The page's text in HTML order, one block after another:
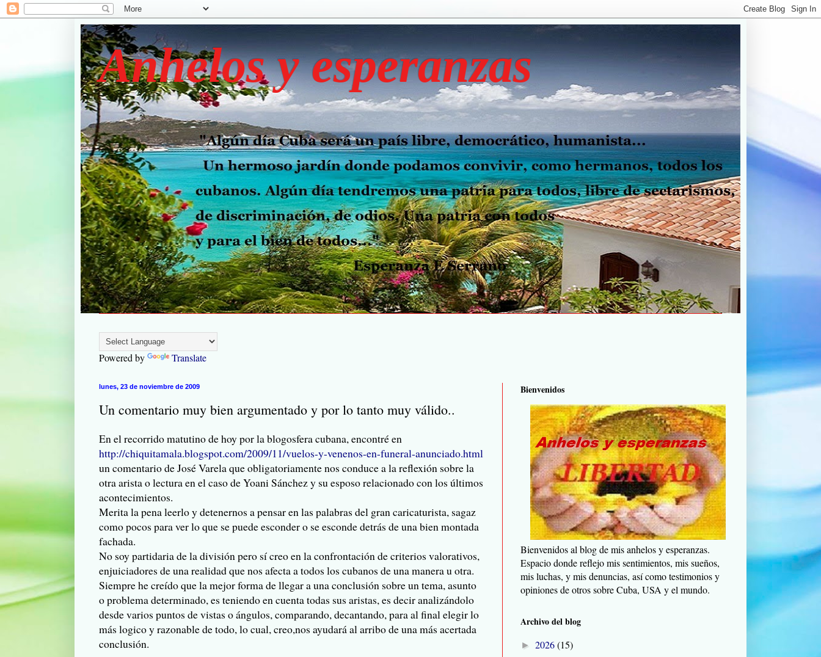
Anhelos y esperanzas
Powered by Translate
lunes, 23 de noviembre de 2009
Un comentario muy bien argumentado y por lo tanto muy válido..
En el recorrido matutino de hoy por la blogosfera cubana, encontré en
http://chiquitamala.blogspot.com/2009/11/vuelos-y-venenos-en-funeral-anunciado.html
un comentario de José Varela que obligatoriamente nos conduce a la reflexión sobre la
otra arista o lectura en el caso de Yoani Sánchez y su esposo relacionado con los últimos
acontecimientos.
Merita la pena leerlo y detenernos a pensar en las palabras del gran caricaturista, sagaz
como pocos para ver lo que se puede esconder o se esconde detrás de una bien montada
fachada.
No soy partidaria de la división pero sí creo en la confrontación de criterios valorativos,
enjuiciadores de una realidad que nos afecta a todos los cubanos de una manera u otra.
Siempre he creído que la mejor forma de llegar a una conclusión sobre un tema, asunto
o problema determinado, es teniendo en cuenta todas sus aristas, es decir analizándolo
desde varios puntos de vistas o ángulos, comparando, decantando, para al final elegir lo
más logico y razonable de todo, lo cual, creo,nos ayudará al arribo de una más acertada
conclusión.
Bienvenidos
Bienvenidos al blog de mis anhelos y esperanzas.
Espacio donde reflejo mis sentimientos, mis sueños,
mis luchas, y mis denuncias, así como testimonios y
opiniones de otros sobre Cuba, USA y el mundo.
Archivo del blog
► 2026(15)